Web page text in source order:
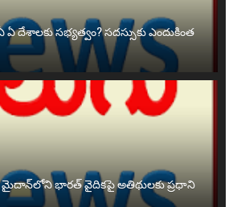
ఏ దేశాలకు సభ్యత్వం? సదస్సుకు ఎందుకింత
మైదాన్‌లోని భారత్ వైదికపై అతిథులకు ప్రధాని